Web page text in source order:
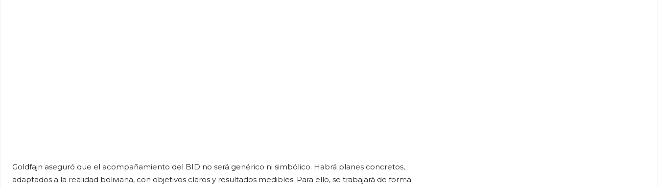
Goldfajn aseguró que el acompañamiento del BID no será genérico ni simbólico. Habrá planes concretos,
adaptados a la realidad boliviana, con objetivos claros y resultados medibles. Para ello, se trabajará de forma